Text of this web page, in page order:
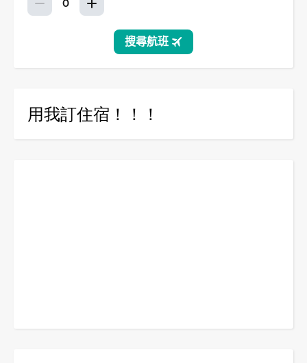
用我訂住宿！！！